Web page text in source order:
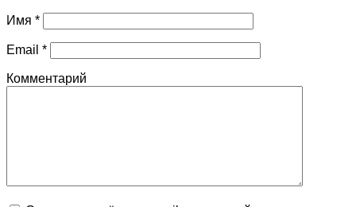
Имя *
Email *
Комментарий